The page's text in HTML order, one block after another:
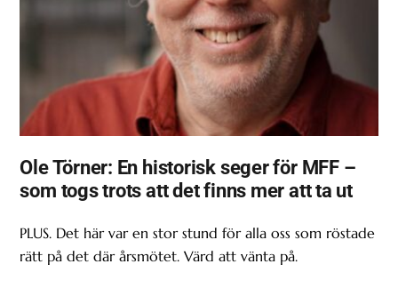
Ole Törner: En historisk seger för MFF –
som togs trots att det finns mer att ta ut
PLUS. Det här var en stor stund för alla oss som röstade
rätt på det där årsmötet. Värd att vänta på.